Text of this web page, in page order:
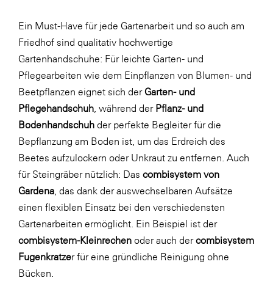
Ein Must-Have für jede Gartenarbeit und so auch am
Friedhof sind qualitativ hochwertige
Gartenhandschuhe: Für leichte Garten- und
Pflegearbeiten wie dem Einpflanzen von Blumen- und
Beetpflanzen eignet sich derGarten- und
Pflegehandschuh , während der Pflanz- und
Bodenhandschuh der perfekte Begleiter für die
Bepflanzung am Boden ist, um das Erdreich des
Beetes aufzulockern oder Unkraut zu entfernen. Auch
für Steingräber nützlich: Das combisystem von
Gardena , das dank der auswechselbaren Aufsätze
einen flexiblen Einsatz bei den verschiedensten
Gartenarbeiten ermöglicht. Ein Beispiel ist der
combisystem-Kleinrechen oder auch dercombisystem
Fugenkratzer für eine gründliche Reinigung ohne
Bücken.